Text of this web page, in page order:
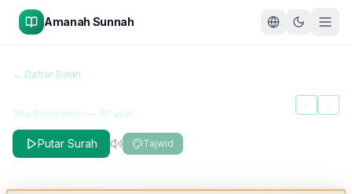
Amanah Sunnah
← Daftar Surah
The Prostration — 30 ayat
← →
Putar Surah Tajwid